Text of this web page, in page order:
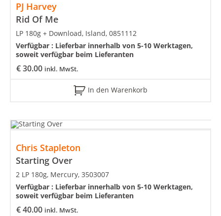
PJ Harvey
Rid Of Me
€30.00 inkl. MwSt.
LP 180g + Download, Island, 0851112
Verfügbar : Lieferbar innerhalb von 5-10 Werktagen,
soweit verfügbar beim Lieferanten
In den Warenkorb
Chris Stapleton
Starting Over
€40.00 inkl. MwSt.
2 LP 180g, Mercury, 3503007
Verfügbar : Lieferbar innerhalb von 5-10 Werktagen,
soweit verfügbar beim Lieferanten